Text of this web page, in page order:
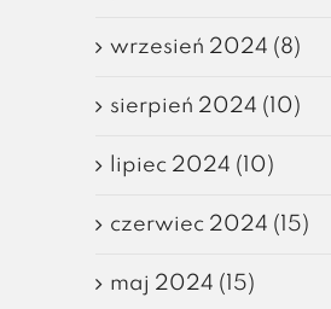
wrzesień 2024 (8)
sierpień 2024 (10)
lipiec 2024 (10)
czerwiec 2024 (15)
maj 2024 (15)